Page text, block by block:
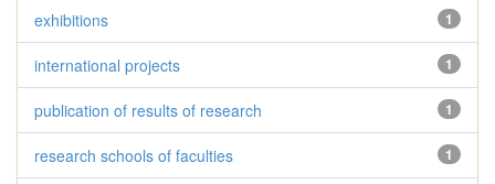
1
exhibitions
1
international projects
1
publication of results of research
1
research schools of faculties